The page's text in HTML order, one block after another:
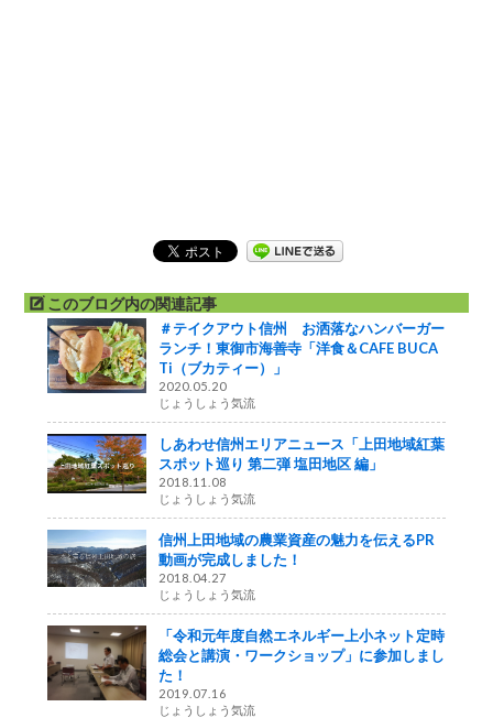
このブログ内の関連記事
＃テイクアウト信州 お洒落なハンバーガー
ランチ！東御市海善寺「洋食＆CAFE BUCA
Ti（ブカティー）」
2020.05.20
じょうしょう気流
しあわせ信州エリアニュース「上田地域紅葉
スポット巡り 第二弾 塩田地区 編」
2018.11.08
じょうしょう気流
信州上田地域の農業資産の魅力を伝えるPR
動画が完成しました！
2018.04.27
じょうしょう気流
「令和元年度自然エネルギー上小ネット定時
総会と講演・ワークショップ」に参加しまし
た！
2019.07.16
じょうしょう気流